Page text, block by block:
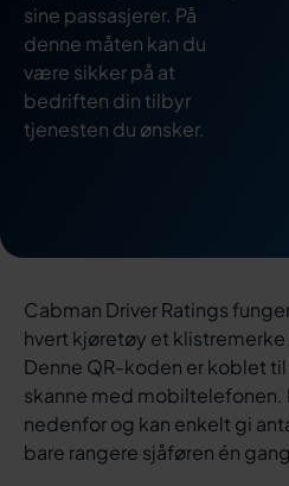
sine passasjerer. På
denne måten kan du
være sikker på at
bedriften din tilbyr
tjenesten du ønsker.
Cabman Driver Ratings
hvert kjøretøy et
Denne QR-koden er koblet
skanne med mobiltelefonen.
nedenfor og kan enkelt gi
bare rangere sjåføren én